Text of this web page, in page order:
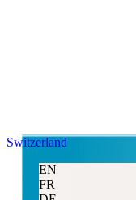
Switzerland
EN
FR